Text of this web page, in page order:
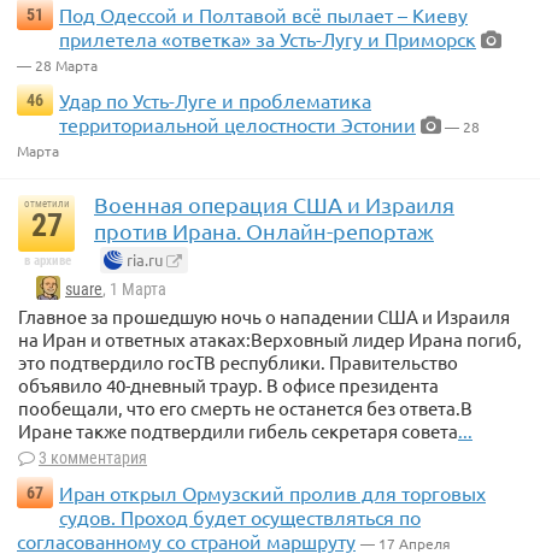
51
Под Одессой и Полтавой всё пылает – Киеву
прилетела «ответка» за Усть-Лугу и Приморск
— 28 Марта
46
Удар по Усть-Луге и проблематика
территориальной целостности Эстонии
— 28
Марта
отметили
27
в архиве
Военная операция США и Израиля
против Ирана. Онлайн-репортаж
ria.ru
suare, 1 Марта
Главное за прошедшую ночь о нападении США и Израиля
на Иран и ответных атаках:Верховный лидер Ирана погиб,
это подтвердило госТВ республики. Правительство
объявило 40-дневный траур. В офисе президента
пообещали, что его смерть не останется без ответа.В
Иране также подтвердили гибель секретаря совета...
3 комментария
67
Иран открыл Ормузский пролив для торговых
судов. Проход будет осуществляться по
согласованному со страной маршруту — 17 Апреля